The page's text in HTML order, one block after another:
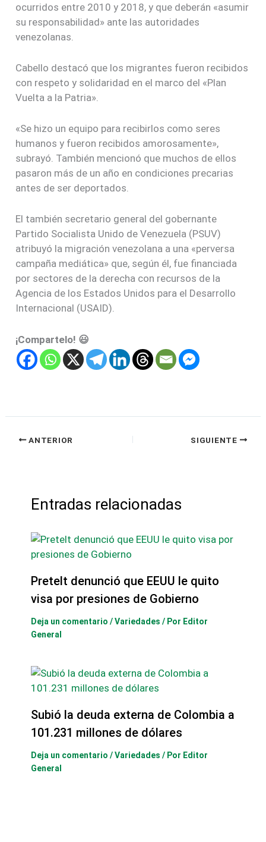
ocurridos entre 2010 y 2018, y que deberán «asumir
su responsabilidad» ante las autoridades
venezolanas.
Cabello destacó que los migrantes fueron recibidos
con respeto y solidaridad en el marco del «Plan
Vuelta a la Patria».
«Se hizo un equipo para recibirlos como seres
humanos y fueron recibidos amorosamente»,
subrayó. También mencionó que muchos de ellos
pasaron más de un año en condiciones precarias
antes de ser deportados.
El también secretario general del gobernante
Partido Socialista Unido de Venezuela (PSUV)
atribuyó la migración venezolana a una «perversa
campaña mediática» que, según él, fue financiada
por sectores de la derecha con recursos de la
Agencia de los Estados Unidos para el Desarrollo
Internacional (USAID).
¡Compartelo! 😃
ANTERIOR SIGUIENTE
Entradas relacionadas
Pretelt denunció que EEUU le quito
visa por presiones de Gobierno
Deja un comentario /Variedades / Por Editor
General
Subió la deuda externa de Colombia a
101.231 millones de dólares
Deja un comentario /Variedades / Por Editor
General